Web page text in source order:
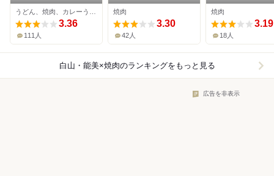
3.36
111人
焼肉
3.30
42人
焼肉
3.19
18人
白山・能美×焼肉のランキングをもっと見る
広告を非表示